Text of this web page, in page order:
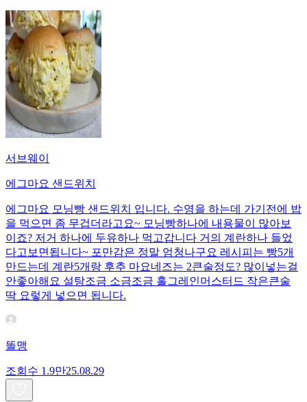
서브웨이
에그마요 샌드위치
에그마요 모닝빵 샌드위치 입니다. 수영을 하는데 가기전에 밥
을 먹으면 좀 무겁더라고요~ 모닝빵하나에 내용물이 많아보
이죠? 저거 하나에 두유하나 먹고갑니다 거의 계란하나 들었
다고보면됩니다~ 포만감은 정말 엄청나구요 레시피는 빵5개
만드는데 계란5개랑 후추 마요네즈는 2큰술정도? 많이넣는걸
안좋아해요 설탕조금 소금조금 홀그레인머스터드 작은큰술
딱 요렇게 넣으면 됩니다.
똘맹
조회수 1.9만25.08.29